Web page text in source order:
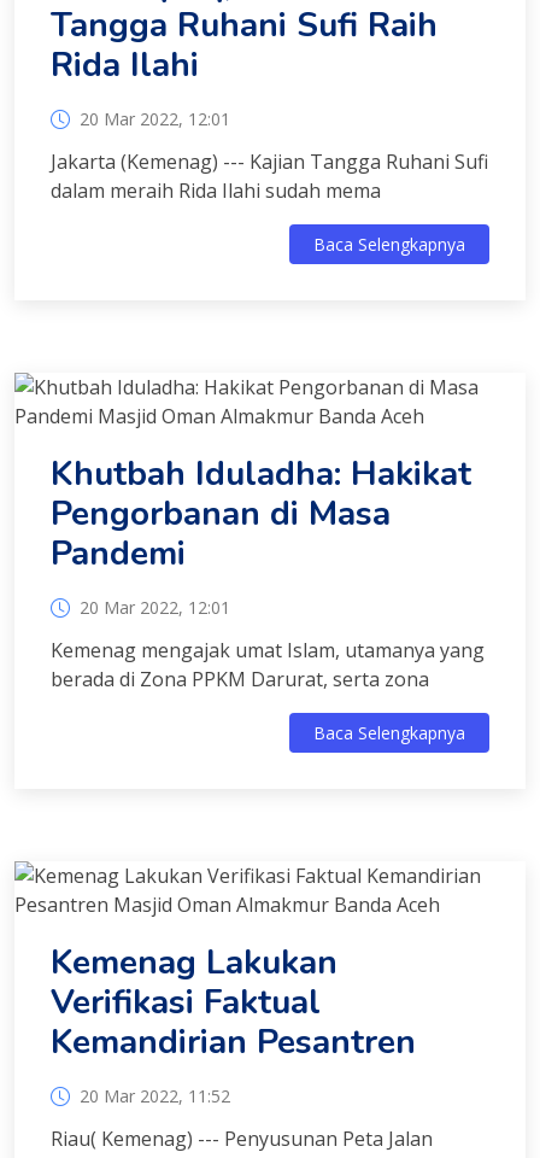
Tangga Ruhani Sufi Raih
Rida Ilahi
20 Mar 2022, 12:01
Jakarta (Kemenag) --- Kajian Tangga Ruhani Sufi
dalam meraih Rida Ilahi sudah mema
Baca Selengkapnya
Khutbah Iduladha: Hakikat
Pengorbanan di Masa
Pandemi
20 Mar 2022, 12:01
Kemenag mengajak umat Islam, utamanya yang
berada di Zona PPKM Darurat, serta zona
Baca Selengkapnya
Kemenag Lakukan
Verifikasi Faktual
Kemandirian Pesantren
20 Mar 2022, 11:52
Riau( Kemenag) --- Penyusunan Peta Jalan